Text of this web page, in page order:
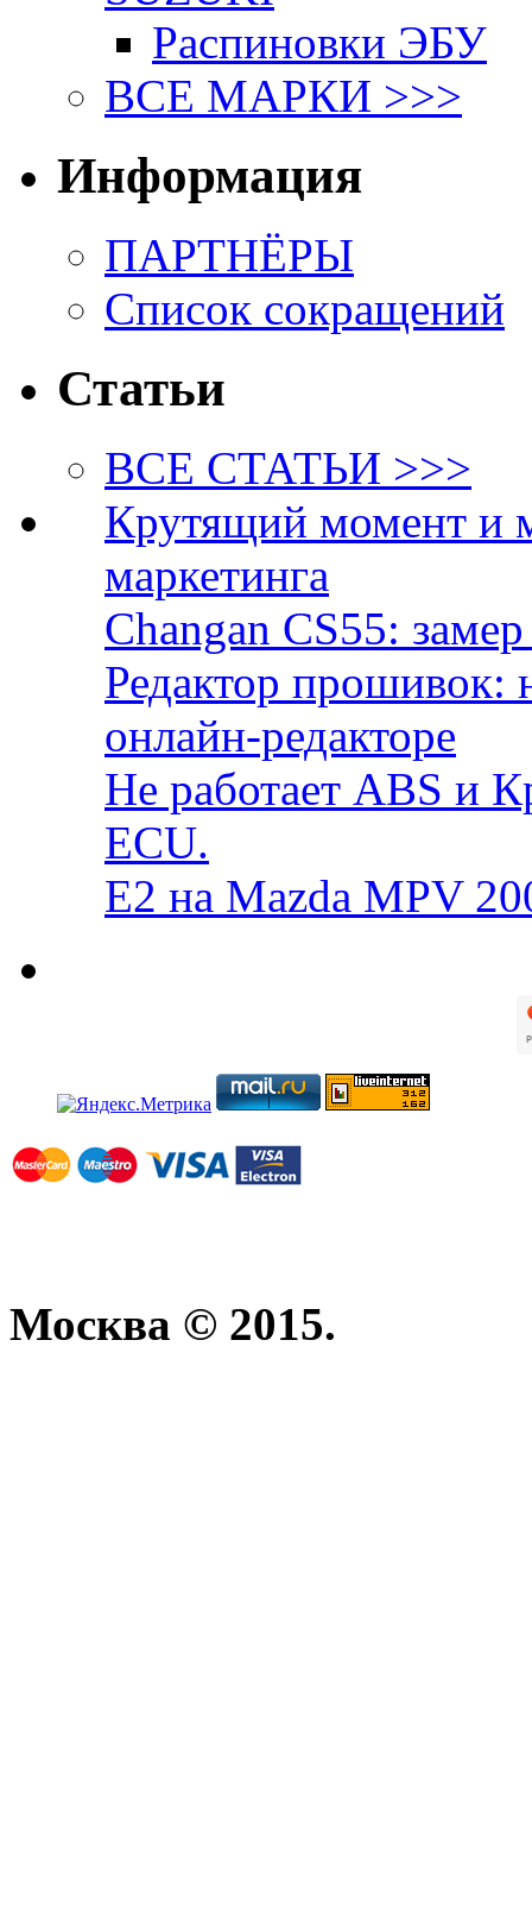
Распиновки ЭБУ
ВСЕ МАРКИ >>>
Информация
ПАРТНЁРЫ
Список сокращений
Статьи
ВСЕ СТАТЬИ >>>
Крутящий момент и
маркетинга
Changan CS55:
Редактор прошивок:
онлайн-редакторе
Не работает ABS и
ECU.
E2 на Mazda MPV
Москва © 2015.